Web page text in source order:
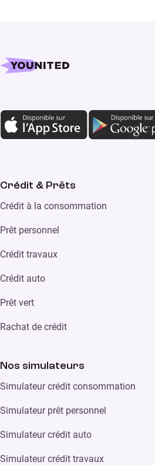
Crédit & Prêts
Crédit à la consommation
Prêt personnel
Crédit travaux
Crédit auto
Prêt vert
Rachat de crédit
Nos simulateurs
Simulateur crédit consommation
Simulateur prêt personnel
Simulateur crédit auto
Simulateur crédit travaux